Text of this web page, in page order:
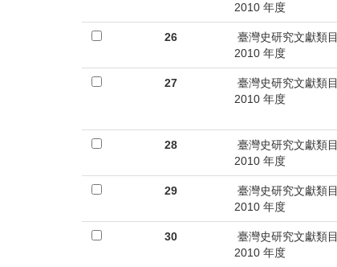
2010 年度
26
臺灣史研究文獻類目
2010 年度
27
臺灣史研究文獻類目
2010 年度
28
臺灣史研究文獻類目
2010 年度
29
臺灣史研究文獻類目
2010 年度
30
臺灣史研究文獻類目
2010 年度